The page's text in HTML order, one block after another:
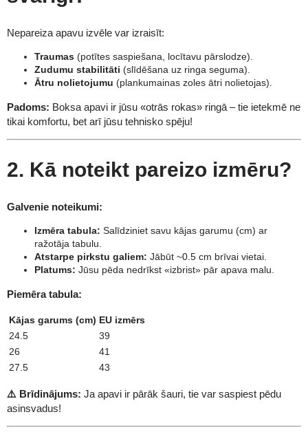
Nepareiza apavu izvēle var izraisīt:
Traumas (potītes saspiešana, locītavu pārslodze).
Zudumu stabilitāti (slīdēšana uz ringa seguma).
Ātru nolietojumu (plankumainas zoles ātri nolietojas).
Padoms: Boksa apavi ir jūsu «otrās rokas» ringā – tie ietekmē ne
tikai komfortu, bet arī jūsu tehnisko spēju!
2. Kā noteikt pareizo izmēru?
Galvenie noteikumi:
Izmēra tabula: Salīdziniet savu kājas garumu (cm) ar
ražotāja tabulu.
Atstarpe pirkstu galiem: Jābūt ~0.5 cm brīvai vietai.
Platums: Jūsu pēda nedrīkst «izbrist» pār apava malu.
Piemēra tabula:
Kājas garums (cm) EU izmērs
24.5
39
26
41
27.5
43
⚠️ Brīdinājums: Ja apavi ir pārāk šauri, tie var saspiest pēdu
asinsvadus!